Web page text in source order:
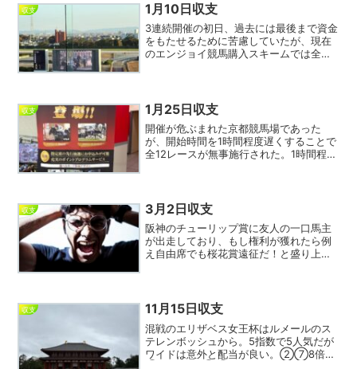
収支 1月10日収支
3連続開催の初日、過去には最後まで資金
をもたせるために苦慮していたが、現在
のエンジョイ競馬購入スキームでは全レ
ので負け...
収支 1月25日収支
開催が危ぶまれた京都競馬場であった
が、開始時間を1時間程度遅くすることで
全12レースが無事施行された。1時間程度
出す。最近は期日...
収支 3月2日収支
阪神のチューリップ賞に友人の一口馬主
が出走しており、もし権利が獲れたら例
え自由席でも桜花賞遠征だ！と盛り上が
友人もテレビに向かって「...
収支 11月15日収支
混戦のエリザベス女王杯はルメールのス
テレンボッシュから。5指数で5人気だが
ワイドは意外と配当が良い。②⑦8倍